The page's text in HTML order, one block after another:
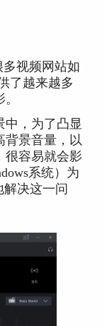
视频网站如
了越来越多
中，为了凸显
背景音量，以
很容易就会影
系统）为
决这一问